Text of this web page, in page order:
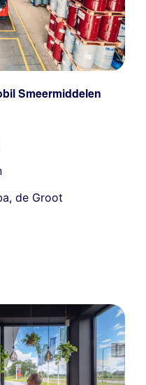
Smeermiddelen
,de Groot